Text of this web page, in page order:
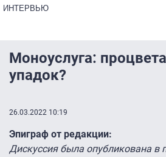
ИНТЕРВЬЮ
Моноуслуга:
упадок?
26.03.2022 10:19
Эпиграф от редакции:
Дискуссия была опубликована в